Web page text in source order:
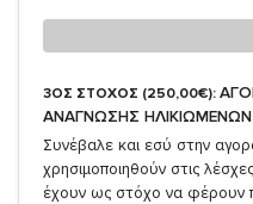
3ΟΣ ΣΤΟΧΟΣ (250,00€):
ΑΝΑΓΝΩΣΗΣ ΗΛΙΚΙΩΜΕΝΩΝ
Συνέβαλε και εσύ στην
χρησιμοποιηθούν στις
έχουν ως στόχο να φέρουν